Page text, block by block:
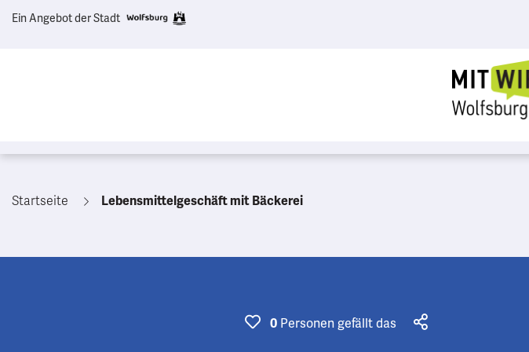
Ein Angebot der Stadt
Startseite Lebensmittelgeschäft mit Bäckerei
0 Personen gefällt das